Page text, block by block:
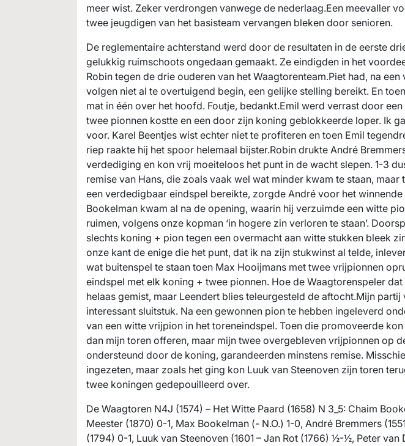
meer wist. Zeker verdrongen vanwege de nederlaag.Een meevaller
twee jeugdigen van het basisteam vervangen bleken door senioren.
De reglementaire achterstand werd door de resultaten in de eerste
gelukkig ruimschoots ongedaan gemaakt. Ze eindigden in het
Robin tegen de drie ouderen van het Waagtorenteam.Piet had, na
volgen niet al te overtuigend begin, een gelijke stelling bereikt. En
mat in één over het hoofd. Foutje, bedankt.Emil werd verrast door
twee pionnen kostte en een door zijn koning geblokkeerde loper. Ik
voor. Karel Beentjes wist echter niet te profiteren en toen Emil
riep raakte hij het spoor helemaal bijster.Robin drukte André
verdediging en kon vrij moeiteloos het punt in de wacht slepen. 1-3
remise van Hans, die zoals vaak wel wat minder kwam te staan, maar
een verdedigbaar eindspel bereikte, zorgde André voor het winnende
Bookelman kwam al na de opening, waarin hij verzuimde een witte
ruimen, volgens onze kopman ‘in hogere zin verloren te staan’.
slechts koning + pion tegen een overmacht aan witte stukken bleek
onze kant de enige die het punt, dat ik na zijn stukwinst al telde,
wat buitenspel te staan toen Max Hooijmans met twee vrijpionnen
eindspel met elk koning + twee pionnen. Hoe de Waagtorenspeler
helaas gemist, maar Leendert blies teleurgesteld de aftocht.Mijn partij
interessant sluitstuk. Na een gewonnen pion te hebben ingeleverd
van een witte vrijpion in het toreneindspel. Toen die promoveerde
dan mijn toren offeren, maar mijn twee overgebleven vrijpionnen op
ondersteund door de koning, garandeerden minstens remise.
ingezeten, maar zoals het ging kon Luuk van Steenoven zijn toren
twee koningen gedepouilleerd over.
De Waagtoren N4J (1574) – Het Witte Paard (1658) N 3_5: Chaim
Meester (1870) 0-1, Max Bookelman (- N.O.) 1-0, André Bremmers
(1794) 0-1, Luuk van Steenoven (1601 – Jan Rot (1766) ½-½, Peter van